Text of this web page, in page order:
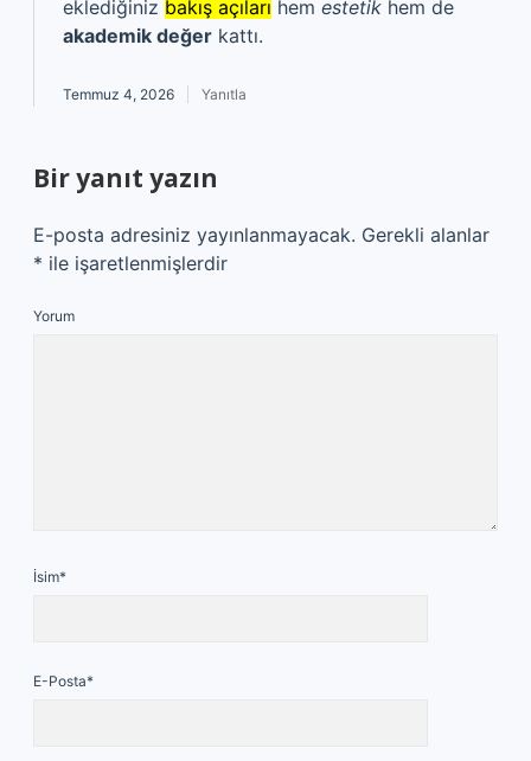
eklediğiniz bakış açıları hem estetik hem de
akademik değer kattı.
Temmuz 4, 2026 Yanıtla
Bir yanıt yazın
E-posta adresiniz yayınlanmayacak. Gerekli alanlar
* ile işaretlenmişlerdir
Yorum
İsim*
E-Posta*